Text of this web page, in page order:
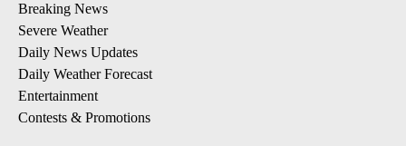
Breaking News
Severe Weather
Daily News Updates
Daily Weather Forecast
Entertainment
Contests & Promotions